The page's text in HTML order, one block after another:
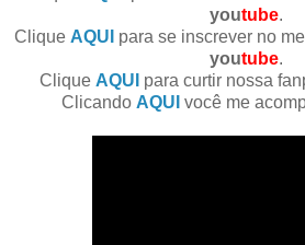
youtube.
Clique AQUI para se inscrever no
youtube.
Clique AQUI para curtir nossa
Clicando AQUI você me